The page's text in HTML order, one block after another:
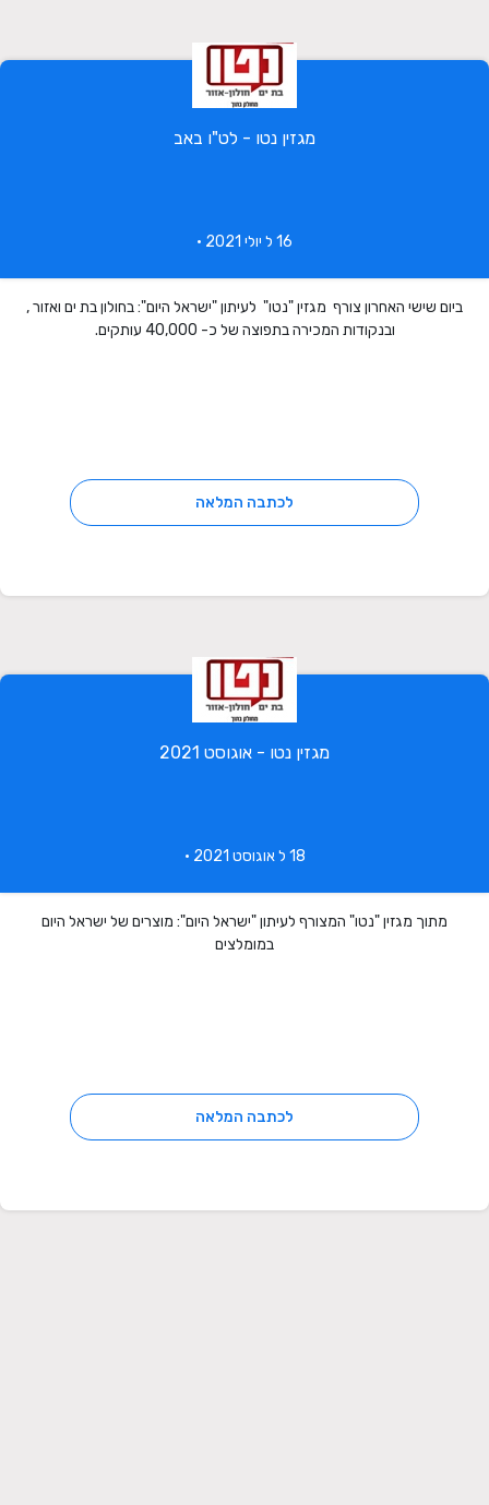
מגזין נטו - לט"ו באב
ביום שישי האחרון צורף מגזין "נטו" לעיתון "ישראל היום": בחולון בת ים ואזור ,
ובנקודות המכירה בתפוצה של כ- 40,000 עותקים.
לכתבה המלאה
מגזין נטו - אוגוסט 2021
מתוך מגזין "נטו" המצורף לעיתון "ישראל היום": מוצרים של ישראל היום
במומלצים
לכתבה המלאה